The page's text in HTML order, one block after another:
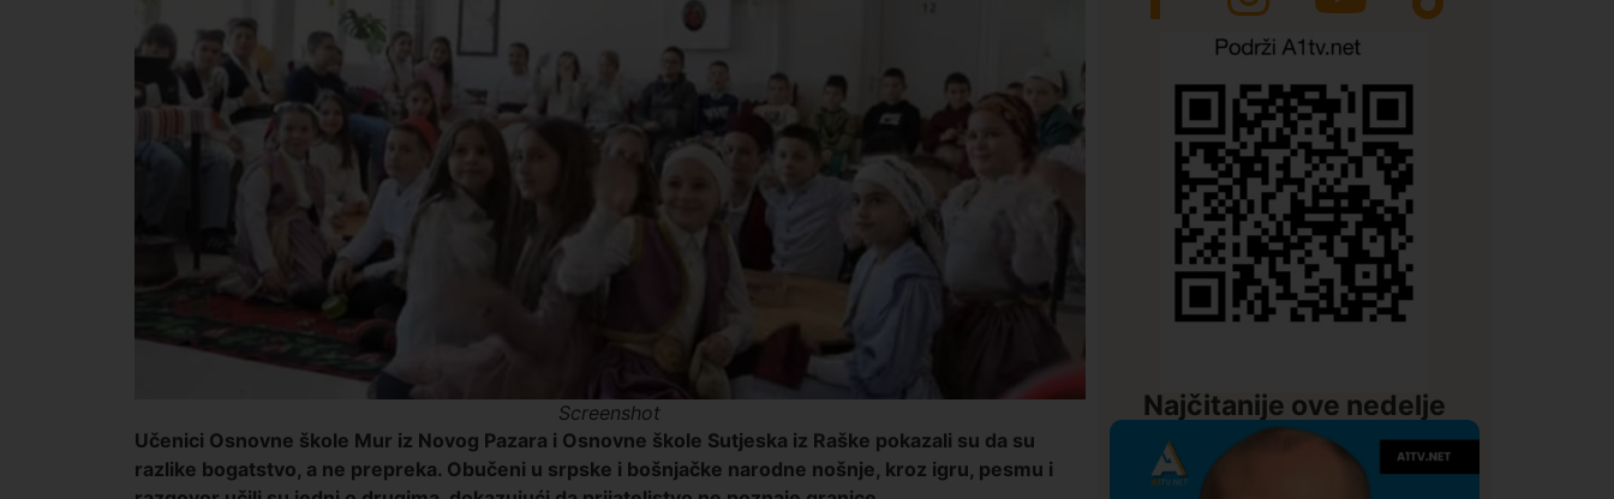
Screenshot
Učenici Osnovne škole Mur iz Novog Pazara i Osnovne škole Sutjeska iz Raške pokazali su da su
razlike bogatstvo, a ne prepreka. Obučeni u srpske i bošnjačke narodne nošnje, kroz igru, pesmu i
Najčitanije ove nedelje